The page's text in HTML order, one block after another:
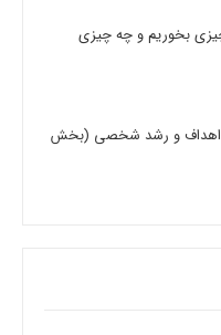
بخوریم و چه چیزی
اهداف و رشد شخصی (بخش